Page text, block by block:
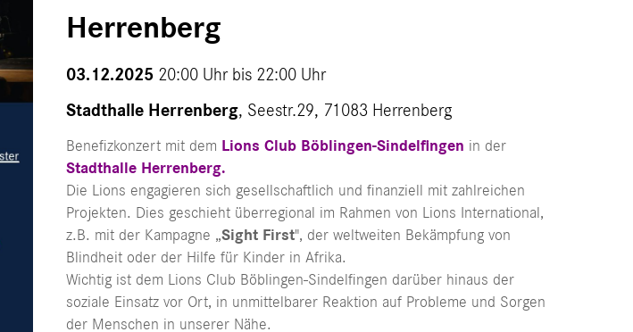
Herrenberg
03.12.2025 20:00 Uhr bis 22:00 Uhr
Stadthalle Herrenberg, Seestr.29, 71083 Herrenberg
Benefizkonzert mit dem Lions Club Böblingen-Sindelfingen in der
Stadthalle Herrenberg.
Die Lions engagieren sich gesellschaftlich und finanziell mit zahlreichen
Projekten. Dies geschieht überregional im Rahmen von Lions International,
z.B. mit der Kampagne „Sight First", der weltweiten Bekämpfung von
Blindheit oder der Hilfe für Kinder in Afrika.
Wichtig ist dem Lions Club Böblingen-Sindelfingen darüber hinaus der
soziale Einsatz vor Ort, in unmittelbarer Reaktion auf Probleme und Sorgen
der Menschen in unserer Nähe.